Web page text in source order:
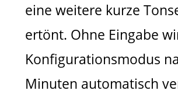
eine weitere kurze
ertönt. Ohne Eingabe
Konfigurationsmodus
Minuten automatisch